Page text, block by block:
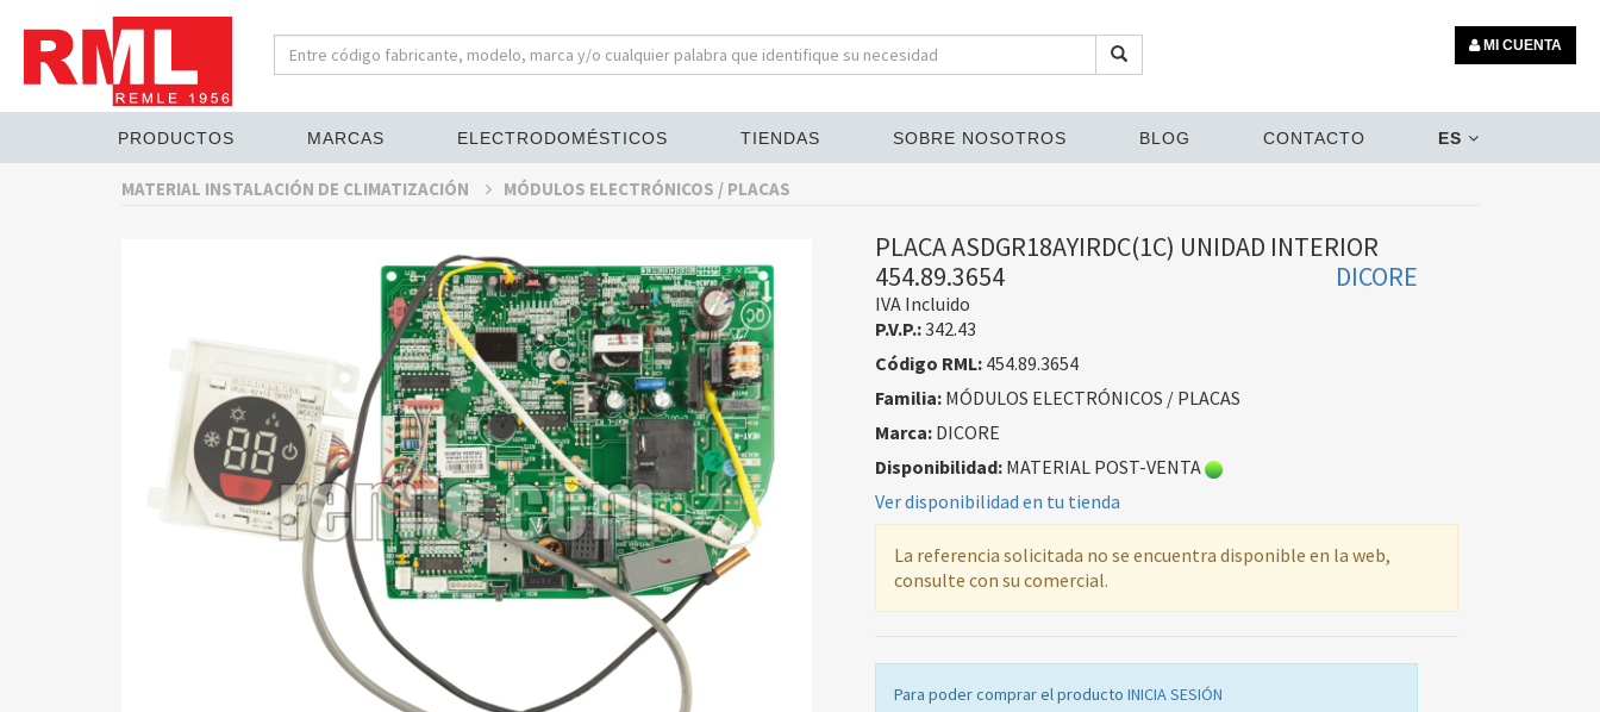
MI CUENTA
PRODUCTOS MARCAS ELECTRODOMÉSTICOS TIENDAS SOBRE NOSOTROS BLOG CONTACTO ES
MATERIAL INSTALACIÓN DE CLIMATIZACIÓN MÓDULOS ELECTRÓNICOS / PLACAS
PLACA ASDGR18AYIRDC(1C) UNIDAD INTERIOR
454.89.3654
DICORE
IVA Incluido
P.V.P.:342.43
Código RML:454.89.3654
Familia:MÓDULOS ELECTRÓNICOS / PLACAS
Marca:DICORE
Disponibilidad:MATERIAL POST-VENTA
Ver disponibilidad en tu tienda
La referencia solicitada no se encuentra disponible en la web,
consulte con su comercial.
Para poder comprar el producto INICIA SESIÓN